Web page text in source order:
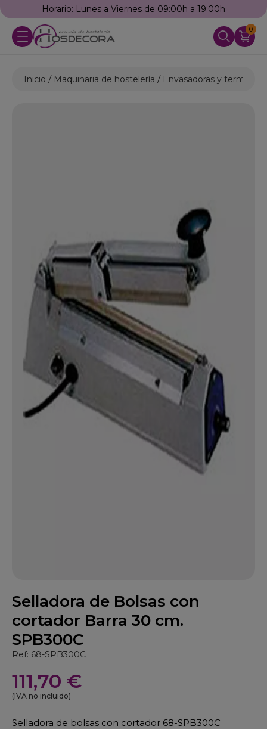
Horario: Lunes a Viernes de 09:00h a 19:00h
0
Inicio Maquinaria de hostelería Envasadoras y
Selladora de Bolsas con
cortador Barra 30 cm.
SPB300C
Ref: 68-SPB300C
111,70 €
(IVA no incluido)
Selladora de bolsas con cortador 68-SPB300C